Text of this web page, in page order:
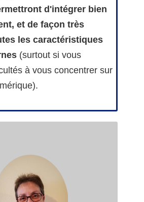
d'intégrer bien
et de façon très
les caractéristiques
(surtout si vous
à vous concentrer sur